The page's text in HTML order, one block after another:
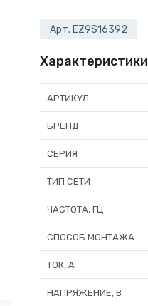
Арт. EZ9S16392
Характеристики
АРТИКУЛ
БРЕНД
СЕРИЯ
ТИП СЕТИ
ЧАСТОТА, ГЦ
СПОСОБ МОНТАЖА
ТОК, А
НАПРЯЖЕНИЕ, В